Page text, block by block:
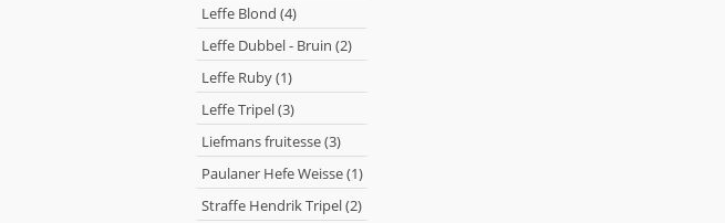
Leffe Blond (4)
Leffe Dubbel - Bruin (2)
Leffe Ruby (1)
Leffe Tripel (3)
Liefmans fruitesse (3)
Paulaner Hefe Weisse (1)
Straffe Hendrik Tripel (2)